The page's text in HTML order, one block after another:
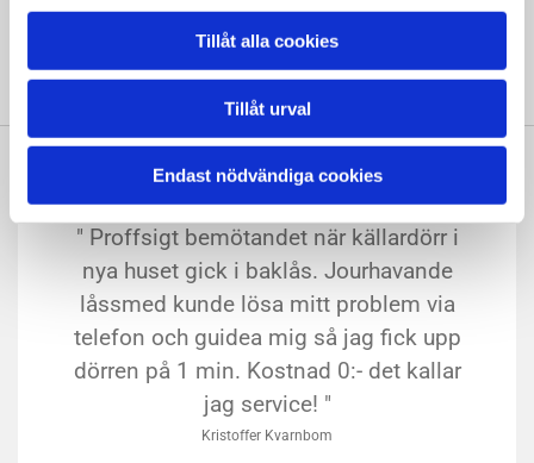
Tillåt alla cookies
Tillåt urval
Endast nödvändiga cookies
" Proffsigt bemötandet när källardörr i
nya huset gick i baklås. Jourhavande
låssmed kunde lösa mitt problem via
telefon och guidea mig så jag fick upp
dörren på 1 min. Kostnad 0:- det kallar
jag service! "
Kristoffer Kvarnbom